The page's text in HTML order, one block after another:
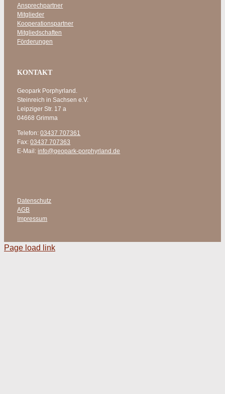
Ansprechpartner
Mitglieder
Kooperationspartner
Mitgliedschaften
Förderungen
KONTAKT
Geopark Porphyrland.
Steinreich in Sachsen e.V.
Leipziger Str. 17 a
04668 Grimma
Telefon:03437 707361
Fax:03437 707363
E-Mail:info@geopark-porphyrland.de
Datenschutz
AGB
Impressum
Page load link